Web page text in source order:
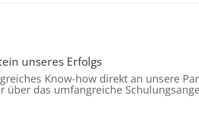
unseres Erfolgs
Know-how direkt an unsere
das umfangreiche